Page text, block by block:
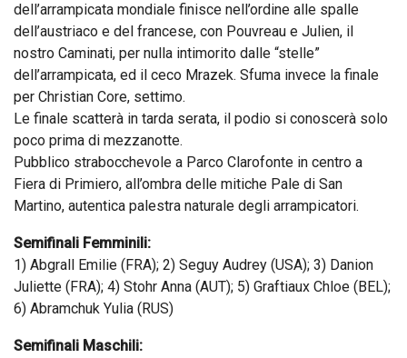
dell’arrampicata mondiale finisce nell’ordine alle spalle
dell’austriaco e del francese, con Pouvreau e Julien, il
nostro Caminati, per nulla intimorito dalle “stelle”
dell’arrampicata, ed il ceco Mrazek. Sfuma invece la finale
per Christian Core, settimo.
Le finale scatterà in tarda serata, il podio si conoscerà solo
poco prima di mezzanotte.
Pubblico strabocchevole a Parco Clarofonte in centro a
Fiera di Primiero, all’ombra delle mitiche Pale di San
Martino, autentica palestra naturale degli arrampicatori.
Semifinali Femminili:
1) Abgrall Emilie (FRA); 2) Seguy Audrey (USA); 3) Danion
Juliette (FRA); 4) Stohr Anna (AUT); 5) Graftiaux Chloe (BEL);
6) Abramchuk Yulia (RUS)
Semifinali Maschili: